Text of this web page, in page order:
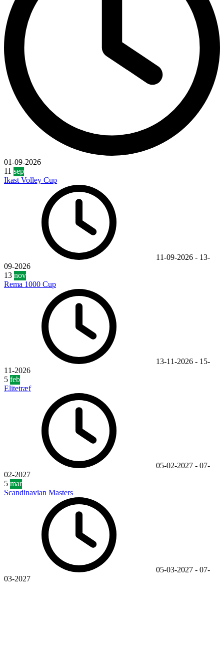
01-09-2026
11 sep
Ikast Volley Cup
11-09-2026 - 13-
09-2026
13 nov
Rema 1000 Cup
13-11-2026 - 15-
11-2026
5 feb
Elitetræf
05-02-2027 - 07-
02-2027
5 mar
Scandinavian Masters
05-03-2027 - 07-
03-2027